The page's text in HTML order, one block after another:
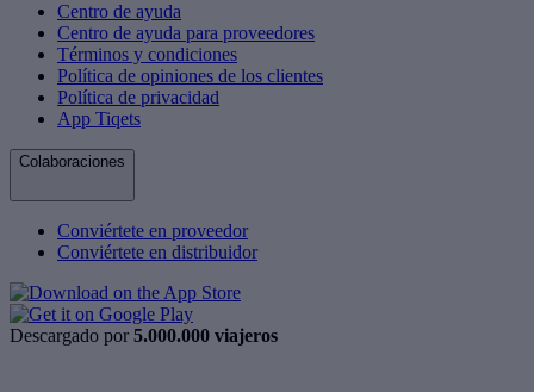
Centro de ayuda
Centro de ayuda para proveedores
Términos y condiciones
Política de opiniones de los clientes
Política de privacidad
App Tiqets
Colaboraciones
Conviértete en proveedor
Conviértete en distribuidor
Descargado por 5.000.000 viajeros